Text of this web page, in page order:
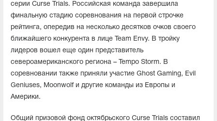
серии Curse Trials. Российская команда завершила
финальную стадию соревнования на первой строчке
рейтинга, опередив на несколько десятков очков своего
ближайшего конкурента в лице Team Envy. В тройку
лидеров вошел еще один представитель
североамериканского региона – Tempo Storm. В
соревновании также приняли участие Ghost Gaming, Evil
Geniuses, Moonwolf и другие команды из Европы и
Америки.
Общий призовой фонд октябрьского Curse Trials составил